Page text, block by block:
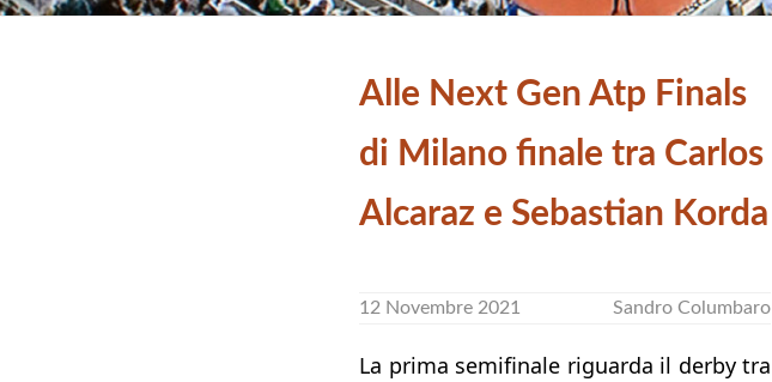
Alle Next Gen Atp Finals
di Milano finale tra Carlos
Alcaraz e Sebastian Korda
12 Novembre 2021 Sandro Columbaro
La prima semifinale riguarda il derby tra